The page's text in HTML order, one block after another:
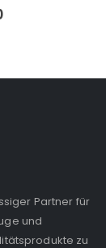
5
Partner für
und
zu